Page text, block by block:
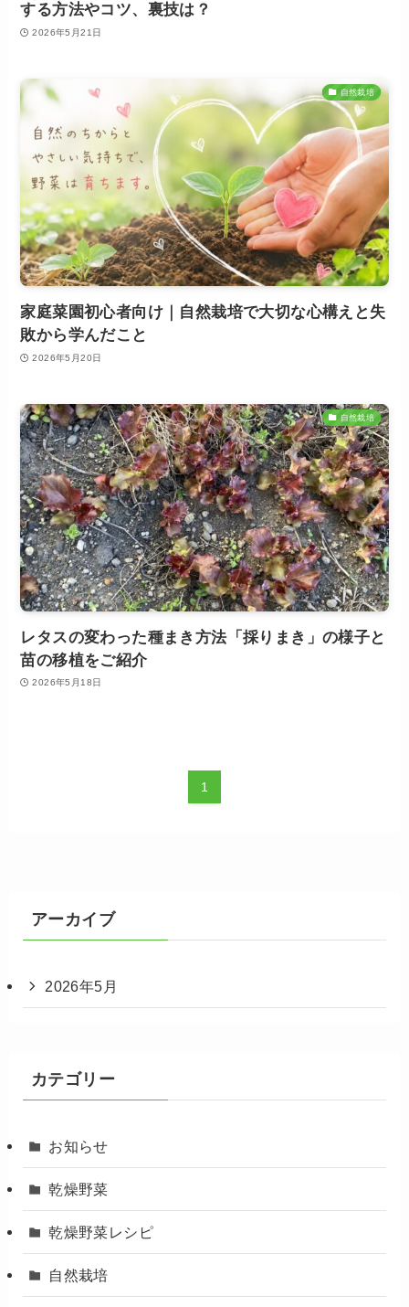
する方法やコツ、裏技は？
2026年5月21日
自然栽培
家庭菜園初心者向け｜自然栽培で大切な心構えと失
敗から学んだこと
2026年5月20日
自然栽培
レタスの変わった種まき方法「採りまき」の様子と
苗の移植をご紹介
2026年5月18日
1
アーカイブ
2026年5月
カテゴリー
お知らせ
乾燥野菜
乾燥野菜レシピ
自然栽培